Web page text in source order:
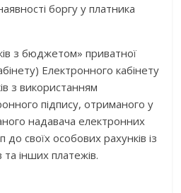
боргу у платника
з бюджетом» приватної
Електронного кабінету
з використанням
підпису, отриманого у
надавача електронних
до своїх особових рахунків із
та інших платежів.